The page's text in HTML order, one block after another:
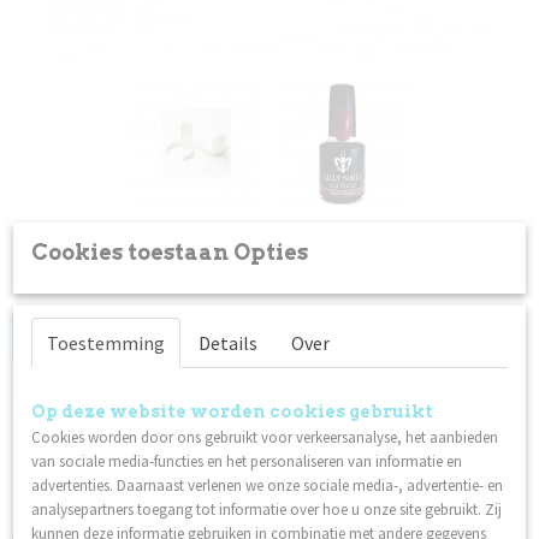
Display Rings
Log in om de prijs te zien
Omschrijving
Tip voor het presenteren van kleuren. Perfect om op de flesjes
gellak van Lilly Nails te bevestigen.
Cookies toestaan Opties
Toestemming Details Over
Op deze website worden cookies gebruikt
Cookies worden door ons gebruikt voor verkeersanalyse, het aanbieden
van sociale media-functies en het personaliseren van informatie en
advertenties. Daarnaast verlenen we onze sociale media-, advertentie- en
analysepartners toegang tot informatie over hoe u onze site gebruikt. Zij
kunnen deze informatie gebruiken in combinatie met andere gegevens